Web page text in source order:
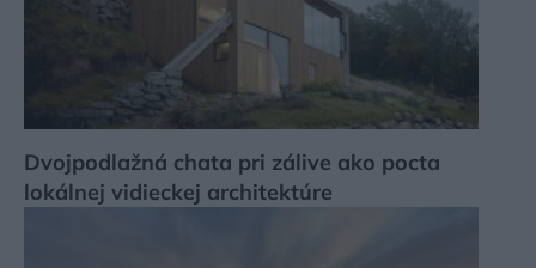
Dvojpodlažná chata pri zálive ako pocta
lokálnej vidieckej architektúre